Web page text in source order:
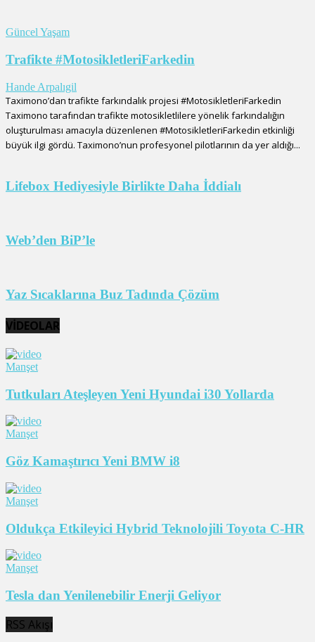
Güncel Yaşam
Trafikte #MotosikletleriFarkedin
Hande Arpalıgil
Taximono’dan trafikte farkındalık projesi #MotosikletleriFarkedin
Taximono tarafından trafikte motosikletlilere yönelik farkındalığın
oluşturulması amacıyla düzenlenen #MotosikletleriFarkedin etkinliği
büyük ilgi gördü. Taximono’nun profesyonel pilotlarının da yer aldığı...
Lifebox Hediyesiyle Birlikte Daha İddialı
Web’den BiP’le
Yaz Sıcaklarına Buz Tadında Çözüm
VİDEOLAR
Manşet
Tutkuları Ateşleyen Yeni Hyundai i30 Yollarda
Manşet
Göz Kamaştırıcı Yeni BMW i8
Manşet
Oldukça Etkileyici Hybrid Teknolojili Toyota C-HR
Manşet
Tesla dan Yenilenebilir Enerji Geliyor
RSS Akışı